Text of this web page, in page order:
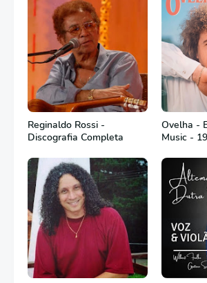
Reginaldo Rossi -
Discografia Completa
Ovelha -
Music -